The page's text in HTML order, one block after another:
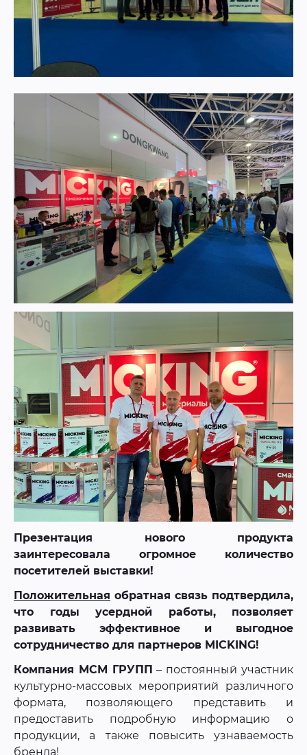
Презентация нового продукта
заинтересовала огромное количество
посетителей выставки!
Положительная обратная связь подтвердила,
что годы усердной работы, позволяет
развивать эффективное и выгодное
сотрудничество для партнеров MICKING!
Компания МСМ ГРУПП – постоянный участник
культурно-массовых мероприятий различного
формата, позволяющего представить и
предоставить подробную информацию о
продукции, а также повысить узнаваемость
бренда!